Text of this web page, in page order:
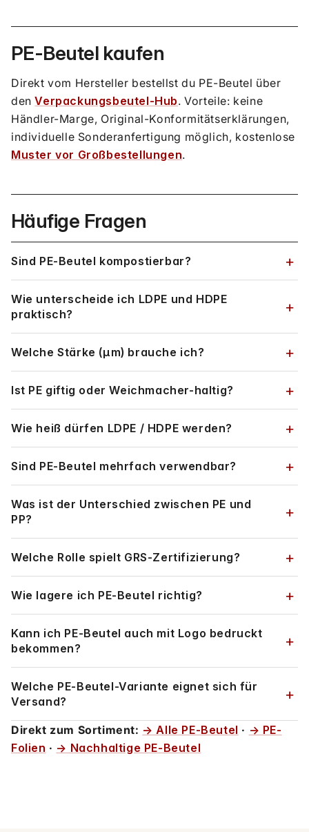
PE-Beutel kaufen
Direkt vom Hersteller bestellst du PE-Beutel über
denVerpackungsbeutel-Hub. Vorteile: keine
Händler-Marge, Original-Konformitätserklärungen,
individuelle Sonderanfertigung möglich, kostenlose
Muster vor Großbestellungen.
Häufige Fragen
Sind PE-Beutel kompostierbar?
Wie unterscheide ich LDPE und HDPE
praktisch?
Welche Stärke (µm) brauche ich?
Ist PE giftig oder Weichmacher-haltig?
Wie heiß dürfen LDPE / HDPE werden?
Sind PE-Beutel mehrfach verwendbar?
Was ist der Unterschied zwischen PE und
PP?
Welche Rolle spielt GRS-Zertifizierung?
Wie lagere ich PE-Beutel richtig?
Kann ich PE-Beutel auch mit Logo bedruckt
bekommen?
Welche PE-Beutel-Variante eignet sich für
Versand?
Direkt zum Sortiment: → Alle PE-Beutel · → PE-
Folien · → Nachhaltige PE-Beutel